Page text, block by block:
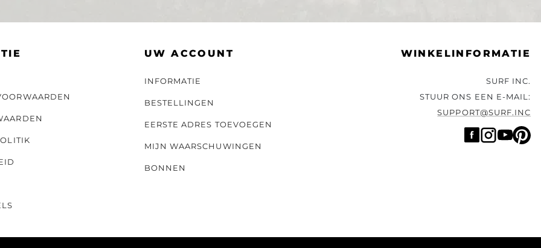
UW ACCOUNT
INFORMATIE
BESTELLINGEN
EERSTE ADRES TOEVOEGEN
MIJN WAARSCHUWINGEN
BONNEN
WINKELINFORMATIE
SURF INC.
STUUR ONS EEN E-MAIL:
SUPPORT@SURF.INC